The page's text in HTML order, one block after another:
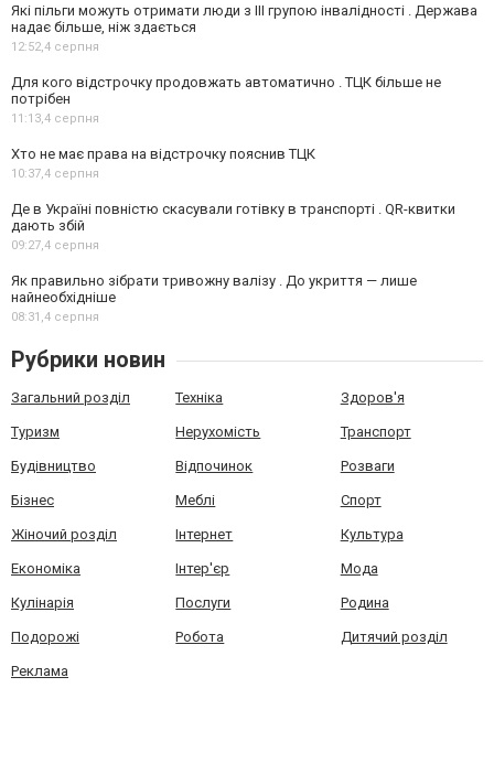
Які пільги можуть отримати люди з III групою інвалідності . Держава
надає більше, ніж здається
12:52, 4 серпня
Для кого відстрочку продовжать автоматично . ТЦК більше не
потрібен
11:13, 4 серпня
Хто не має права на відстрочку пояснив ТЦК
10:37, 4 серпня
Де в Україні повністю скасували готівку в транспорті . QR-квитки
дають збій
09:27, 4 серпня
Як правильно зібрати тривожну валізу . До укриття — лише
найнеобхідніше
08:31, 4 серпня
Рубрики новин
Загальний розділ Техніка Здоров'я
Туризм Нерухомість Транспорт
Будівництво Відпочинок Розваги
Бізнес Меблі Спорт
Жіночий розділ Інтернет Культура
Економіка Інтер'єр Мода
Кулінарія Послуги Родина
Подорожі Робота Дитячий розділ
Реклама